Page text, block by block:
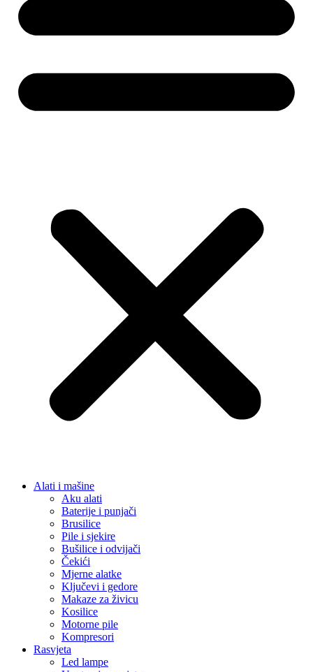
Alati i mašine
Aku alati
Baterije i punjači
Brusilice
Pile i sjekire
Bušilice i odvijači
Čekići
Mjerne alatke
Ključevi i gedore
Makaze za živicu
Kosilice
Motorne pile
Kompresori
Rasvjeta
Led lampe